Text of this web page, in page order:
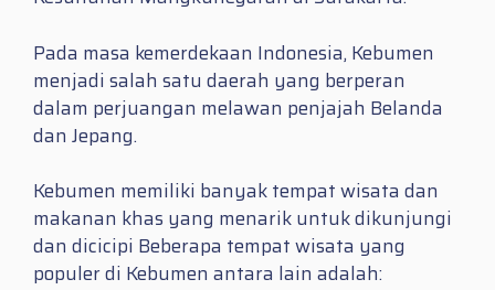
Pada masa kemerdekaan Indonesia, Kebumen
menjadi salah satu daerah yang berperan
dalam perjuangan melawan penjajah Belanda
dan Jepang.
Kebumen memiliki banyak tempat wisata dan
makanan khas yang menarik untuk dikunjungi
dan dicicipi Beberapa tempat wisata yang
populer di Kebumen antara lain adalah: